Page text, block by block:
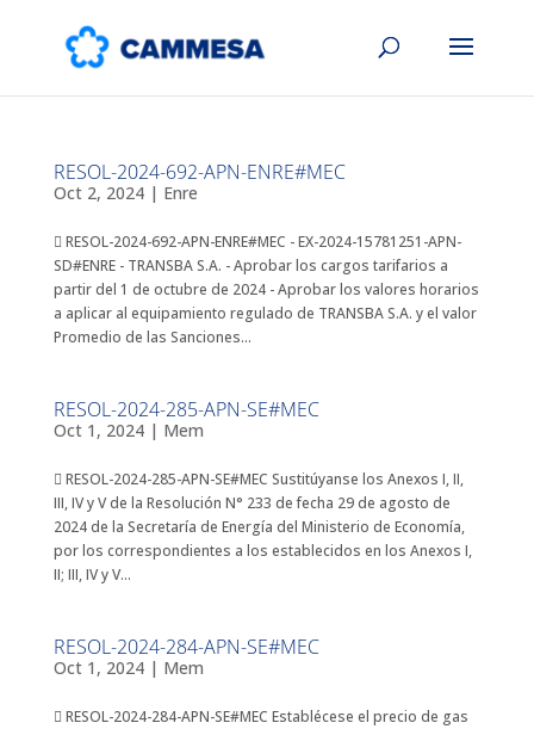
RESOL-2024-692-APN-ENRE#MEC
Oct 2, 2024| Enre
 RESOL-2024-692-APN-ENRE#MEC - EX-2024-15781251-APN-
SD#ENRE - TRANSBA S.A. - Aprobar los cargos tarifarios a
partir del 1 de octubre de 2024 - Aprobar los valores horarios
a aplicar al equipamiento regulado de TRANSBA S.A. y el valor
Promedio de las Sanciones...
RESOL-2024-285-APN-SE#MEC
Oct 1, 2024| Mem
 RESOL-2024-285-APN-SE#MEC Sustitúyanse los Anexos I, II,
III, IV y V de la Resolución N° 233 de fecha 29 de agosto de
2024 de la Secretaría de Energía del Ministerio de Economía,
por los correspondientes a los establecidos en los Anexos I,
II; III, IV y V...
RESOL-2024-284-APN-SE#MEC
Oct 1, 2024| Mem
 RESOL-2024-284-APN-SE#MEC Establécese el precio de gas